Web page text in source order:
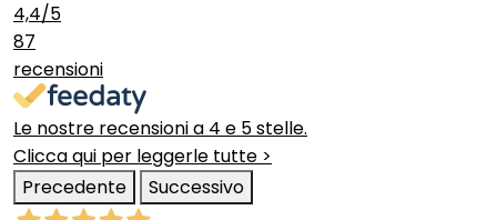
4,4/5
87
recensioni
Le nostre recensioni a 4 e 5 stelle.
Clicca qui per leggerle tutte >
Precedente
Successivo